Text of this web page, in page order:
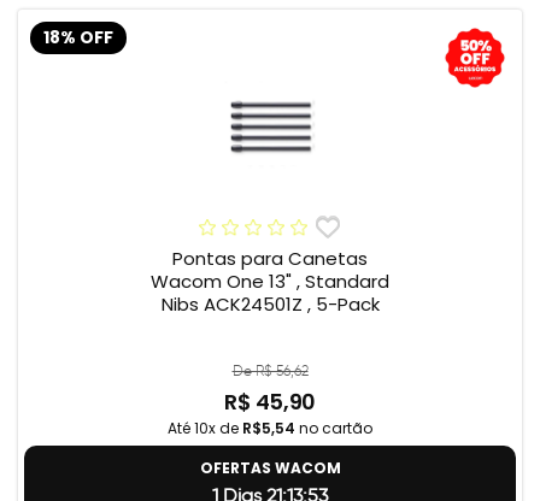
18% OFF
Pontas para Canetas
Wacom One 13" , Standard
Nibs ACK24501Z , 5-Pack
De R$ 56,62
R$ 45,90
Até 10x de R$5,54 no cartão
OFERTAS WACOM
1 Dias 21:13:52